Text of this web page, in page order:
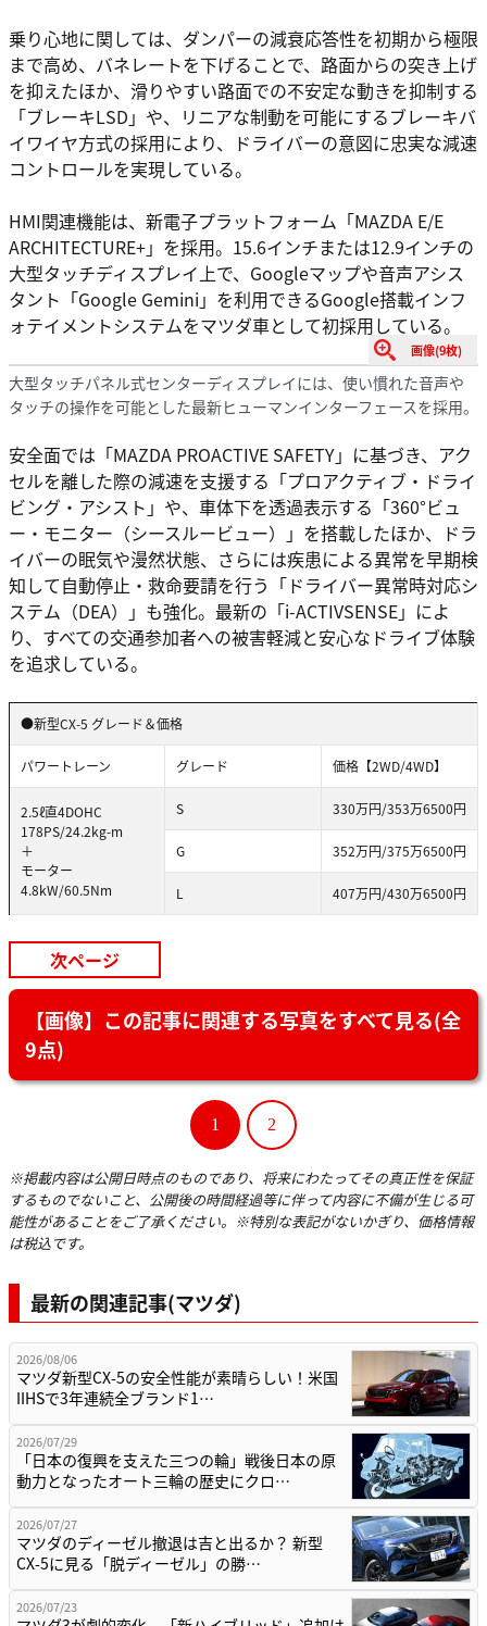
乗り心地に関しては、ダンパーの減衰応答性を初期から極限
まで高め、バネレートを下げることで、路面からの突き上げ
を抑えたほか、滑りやすい路面での不安定な動きを抑制する
「ブレーキLSD」や、リニアな制動を可能にするブレーキバ
イワイヤ方式の採用により、ドライバーの意図に忠実な減速
コントロールを実現している。
HMI関連機能は、新電子プラットフォーム「MAZDA E/E
ARCHITECTURE+」を採用。15.6インチまたは12.9インチの
大型タッチディスプレイ上で、Googleマップや音声アシス
タント「Google Gemini」を利用できるGoogle搭載インフ
ォテイメントシステムをマツダ車として初採用している。
画像(9枚)
大型タッチパネル式センターディスプレイには、使い慣れた音声や
タッチの操作を可能とした最新ヒューマンインターフェースを採用。
安全面では「MAZDA PROACTIVE SAFETY」に基づき、アク
セルを離した際の減速を支援する「プロアクティブ・ドライ
ビング・アシスト」や、車体下を透過表示する「360°ビュ
ー・モニター（シースルービュー）」を搭載したほか、ドラ
イバーの眠気や漫然状態、さらには疾患による異常を早期検
知して自動停止・救命要請を行う「ドライバー異常時対応シ
ステム（DEA）」も強化。最新の「i-ACTIVSENSE」によ
り、すべての交通参加者への被害軽減と安心なドライブ体験
を追求している。
●新型CX-5 グレード＆価格
パワートレーン グレード 価格【2WD/4WD】
2.5ℓ直4DOHC
178PS/24.2kg-m
＋
モーター
4.8kW/60.5Nm
S 330万円/353万6500円
G 352万円/375万6500円
L 407万円/430万6500円
次ページ
【画像】この記事に関連する写真をすべて見る(全
9点)
1 2
※掲載内容は公開日時点のものであり、将来にわたってその真正性を保証
するものでないこと、公開後の時間経過等に伴って内容に不備が生じる可
能性があることをご了承ください。※特別な表記がないかぎり、価格情報
は税込です。
最新の関連記事(マツダ)
2026/08/06
マツダ新型CX-5の安全性能が素晴らしい！米国
IIHSで3年連続全ブランド1…
2026/07/29
「日本の復興を支えた三つの輪」戦後日本の原
動力となったオート三輪の歴史にクロ…
2026/07/27
マツダのディーゼル撤退は吉と出るか？ 新型
CX-5に見る「脱ディーゼル」の勝…
2026/07/23